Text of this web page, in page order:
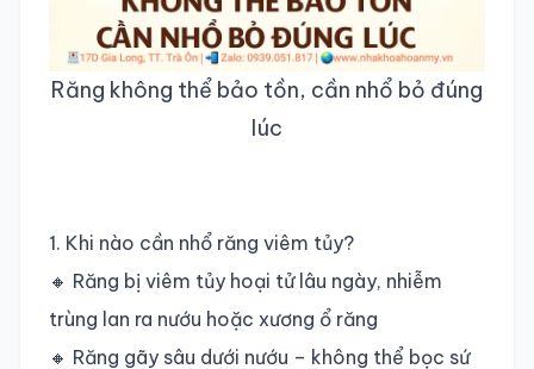
Răng không thể bảo tồn, cần nhổ bỏ đúng
lúc
1. Khi nào cần nhổ răng viêm tủy?
🔸 Răng bị viêm tủy hoại tử lâu ngày, nhiễm
trùng lan ra nướu hoặc xương ổ răng
🔸 Răng gãy sâu dưới nướu – không thể bọc sứ